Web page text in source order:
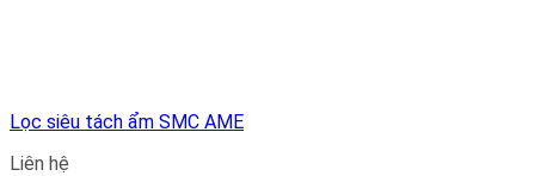
Lọc siêu tách ẩm SMC AME
Liên hệ